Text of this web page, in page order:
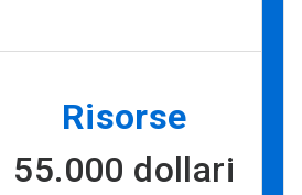
Risorse
55.000 dollari